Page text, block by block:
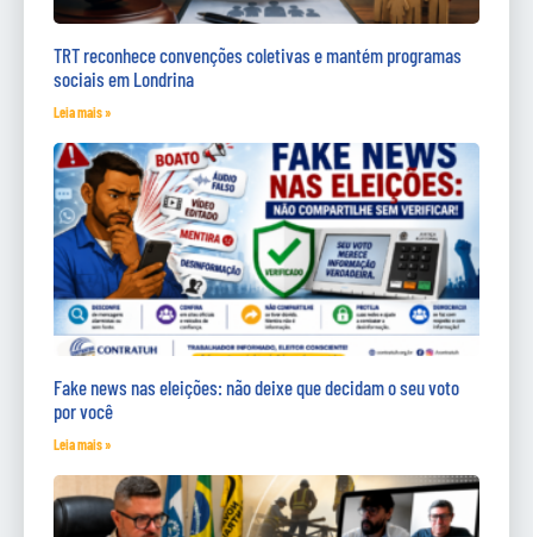
TRT reconhece convenções coletivas e mantém programas
sociais em Londrina
Leia mais »
Fake news nas eleições: não deixe que decidam o seu voto
por você
Leia mais »